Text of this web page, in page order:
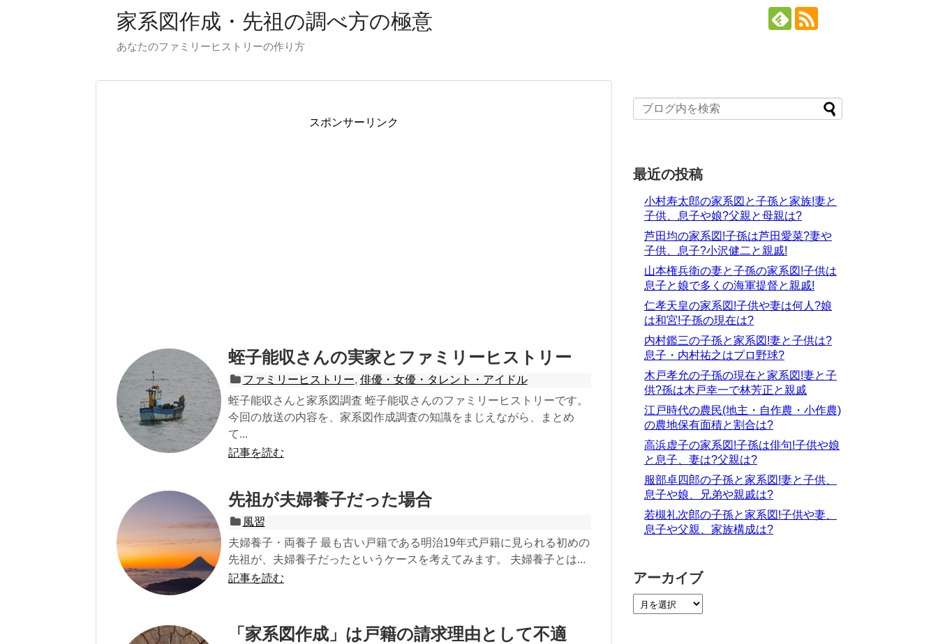
家系図作成・先祖の調べ方の極意
あなたのファミリーヒストリーの作り方
スポンサーリンク
蛭子能収さんの実家とファミリーヒストリー
ファミリーヒストリー, 俳優・女優・タレント・アイドル
蛭子能収さんと家系図調査 蛭子能収さんのファミリーヒストリーです。
今回の放送の内容を、家系図作成調査の知識をまじえながら、まとめ
て...
記事を読む
先祖が夫婦養子だった場合
風習
夫婦養子・両養子 最も古い戸籍である明治19年式戸籍に見られる初めの
先祖が、夫婦養子だったというケースを考えてみます。 夫婦養子とは...
記事を読む
「家系図作成」は戸籍の請求理由として不適
最近の投稿
小村寿太郎の家系図と子孫と家族!妻と
子供、息子や娘?父親と母親は?
芦田均の家系図!子孫は芦田愛菜?妻や
子供、息子?小沢健二と親戚!
山本権兵衛の妻と子孫の家系図!子供は
息子と娘で多くの海軍提督と親戚!
仁孝天皇の家系図!子供や妻は何人?娘
は和宮!子孫の現在は?
内村鑑三の子孫と家系図!妻と子供は?
息子・内村祐之はプロ野球?
木戸孝允の子孫の現在と家系図!妻と子
供?孫は木戸幸一で林芳正と親戚
江戸時代の農民(地主・自作農・小作農)
の農地保有面積と割合は?
高浜虚子の家系図!子孫は俳句!子供や娘
と息子、妻は?父親は?
服部卓四郎の子孫と家系図!妻と子供、
息子や娘、兄弟や親戚は?
若槻礼次郎の子孫と家系図!子供や妻、
息子や父親、家族構成は?
アーカイブ